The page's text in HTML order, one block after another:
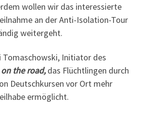
wollen wir das interessierte
an der Anti-Isolation-Tour
weitergeht.
Tomaschowski, Initiator des
on the road,das Flüchtlingen durch
Deutschkursen vor Ort mehr
ermöglicht.